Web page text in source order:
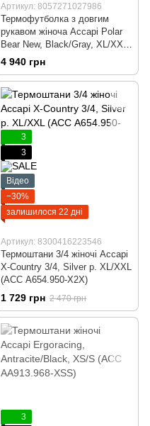
Артикул: 8057271027986
Термофутболка з довгим
рукавом жіноча Accapi Polar
Bear New, Black/Gray, XL/XXL
(ACC PA761.9961-X2X)
4 940 грн
3
3
Відео
−30%
залишилося 22 дні
Артикул: 8300416223546
Термоштани 3/4 жіночі Accapi
X-Country 3/4, Silver р. XL/XXL
(ACC А654.950-X2X)
1 729 грн 2 470 грн
3